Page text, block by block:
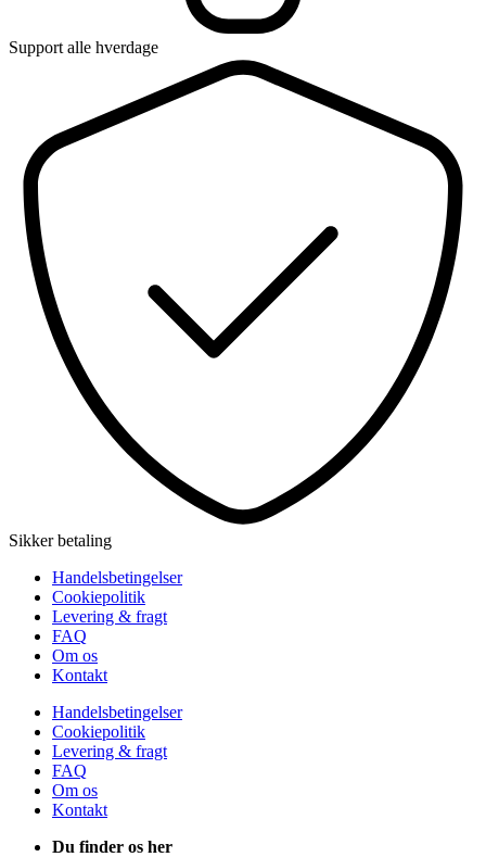
Support alle hverdage
Sikker betaling
Handelsbetingelser
Cookiepolitik
Levering & fragt
FAQ
Om os
Kontakt
Handelsbetingelser
Cookiepolitik
Levering & fragt
FAQ
Om os
Kontakt
Du finder os her